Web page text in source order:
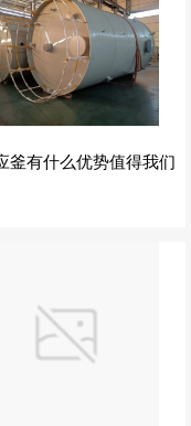
釜有什么优势值得我们